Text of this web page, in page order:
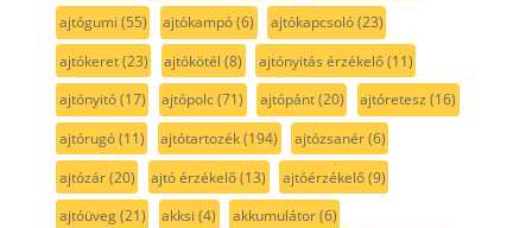
ajtógumi (55) ajtókampó(6) ajtókapcsoló(23)
ajtókeret(23) ajtókötél (8) ajtónyitás érzékelő(11)
ajtónyitó(17) ajtópolc(71) ajtópánt(20) ajtóretesz (16)
ajtórugó(11) ajtótartozék(194) ajtózsanér(6)
ajtózár(20) ajtó érzékelő(13) ajtóérzékelő(9)
ajtóüveg(21) akksi (4) akkumulátor(6)